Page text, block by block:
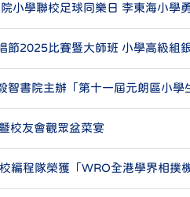
小學聯校足球同樂日 李東海小學
節2025比賽暨大師班 小學高級組
智書院主辦「第十一屆元朗區小學
校友會觀眾盆菜宴
編程隊榮獲「WRO全港學界相撲